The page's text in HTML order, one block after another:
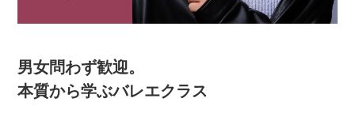
男女問わず歓迎。
本質から学ぶバレエクラス